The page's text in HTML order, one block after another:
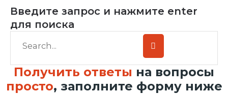
Введите запрос и нажмите enter
для поиска
Получить ответы на вопросы
просто, заполните форму ниже